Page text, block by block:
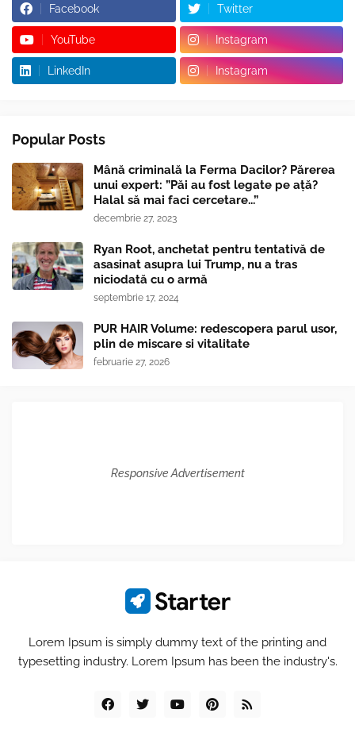
Facebook Twitter
YouTube Instagram
LinkedIn Instagram
Popular Posts
Mână criminală la Ferma Dacilor? Părerea
unui expert: ”Păi au fost legate pe ață?
Halal să mai faci cercetare...”
decembrie 27, 2023
Ryan Root, anchetat pentru tentativă de
asasinat asupra lui Trump, nu a tras
niciodată cu o armă
septembrie 17, 2024
PUR HAIR Volume: redescopera parul usor,
plin de miscare si vitalitate
februarie 27, 2026
Responsive Advertisement
Lorem Ipsum is simply dummy text of the printing and
typesetting industry. Lorem Ipsum has been the industry's.